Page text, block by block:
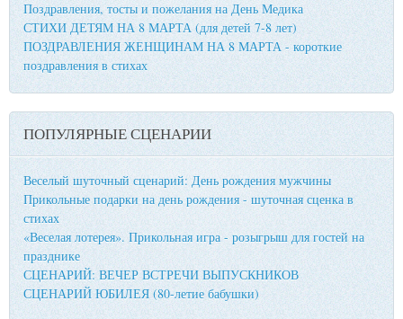
Поздравления, тосты и пожелания на День Медика
СТИХИ ДЕТЯМ НА 8 МАРТА (для детей 7-8 лет)
ПОЗДРАВЛЕНИЯ ЖЕНЩИНАМ НА 8 МАРТА - короткие
поздравления в стихах
ПОПУЛЯРНЫЕ СЦЕНАРИИ
Веселый шуточный сценарий: День рождения мужчины
Прикольные подарки на день рождения - шуточная сценка в
стихах
«Веселая лотерея». Прикольная игра - розыгрыш для гостей на
празднике
СЦЕНАРИЙ: ВЕЧЕР ВСТРЕЧИ ВЫПУСКНИКОВ
СЦЕНАРИЙ ЮБИЛЕЯ (80-летие бабушки)